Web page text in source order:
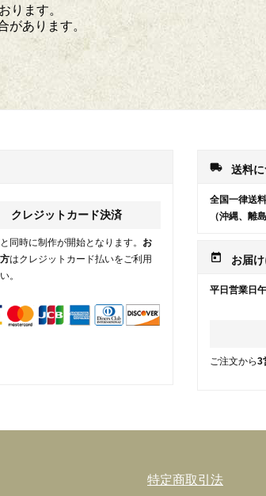
ります。
があります。
クレジットカード決済
同時に制作が開始となります。 お
はクレジットカード払いをご利用
。
local_shipping 送料
全国一律送
（沖縄、離
today お届
平日営業日
ご注文から3
特定商取引法